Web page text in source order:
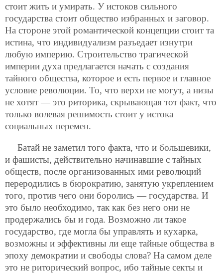
стоит жить и умирать. У истоков сильного
государства стоит общество избранных и заговор.
На стороне этой романтической концепции стоит та
истина, что индивидуализм разъедает изнутри
любую империю. Строительство трагической
империи духа предлагается начать с создания
тайного общества, которое и есть первое и главное
условие революции. То, что верхи не могут, а низы
не хотят — это риторика, скрывающая тот факт, что
только волевая решимость стоит у истока
социальных перемен.
Батай не заметил того факта, что и большевики,
и фашисты, действительно начинавшие с тайных
обществ, после организованных ими революций
переродились в бюрократию, занятую укреплением
того, против чего они боролись — государства. И
это было необходимо, так как без него они не
продержались бы и года. Возможно ли такое
государство, где могла бы управлять и кухарка,
возможны и эффективны ли еще тайные общества в
эпоху демократии и свободы слова? На самом деле
это не риторический вопрос, ибо тайные секты и